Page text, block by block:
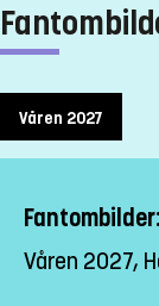
Våren 2027
Våren 2027,